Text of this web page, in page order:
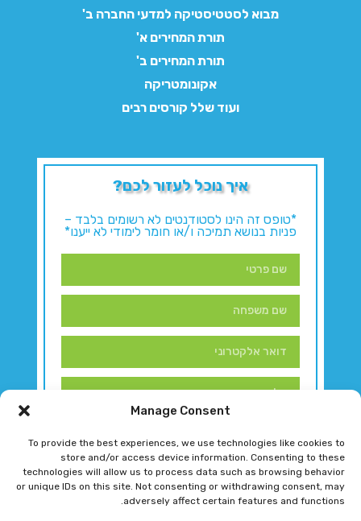
Manage Consent
To provide the best experiences, we use technologies like cookies to
store and/or access device information. Consenting to these
technologies will allow us to process data such as browsing behavior
or unique IDs on this site. Not consenting or withdrawing consent, may
adversely affect certain features and functions.
מבוא לסטטיסטיקה למדעי החברה ב'
תורת המחירים א'
תורת המחירים ב'
אקונומטריקה
ועוד שלל קורסים רבים
איך נוכל לעזור לכם?
*טופס זה הינו לסטודנטים לא רשומים בלבד –
פניות בנושא תמיכה ו/או חומר לימודי לא ייענו*